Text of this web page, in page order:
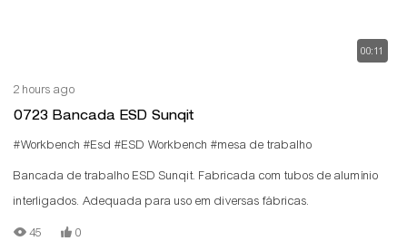
00:11
2 hours ago
0723 Bancada ESD Sunqit
#Workbench #Esd #ESD Workbench #mesa de trabalho
Bancada de trabalho ESD Sunqit. Fabricada com tubos de alumínio
interligados. Adequada para uso em diversas fábricas.
45 0